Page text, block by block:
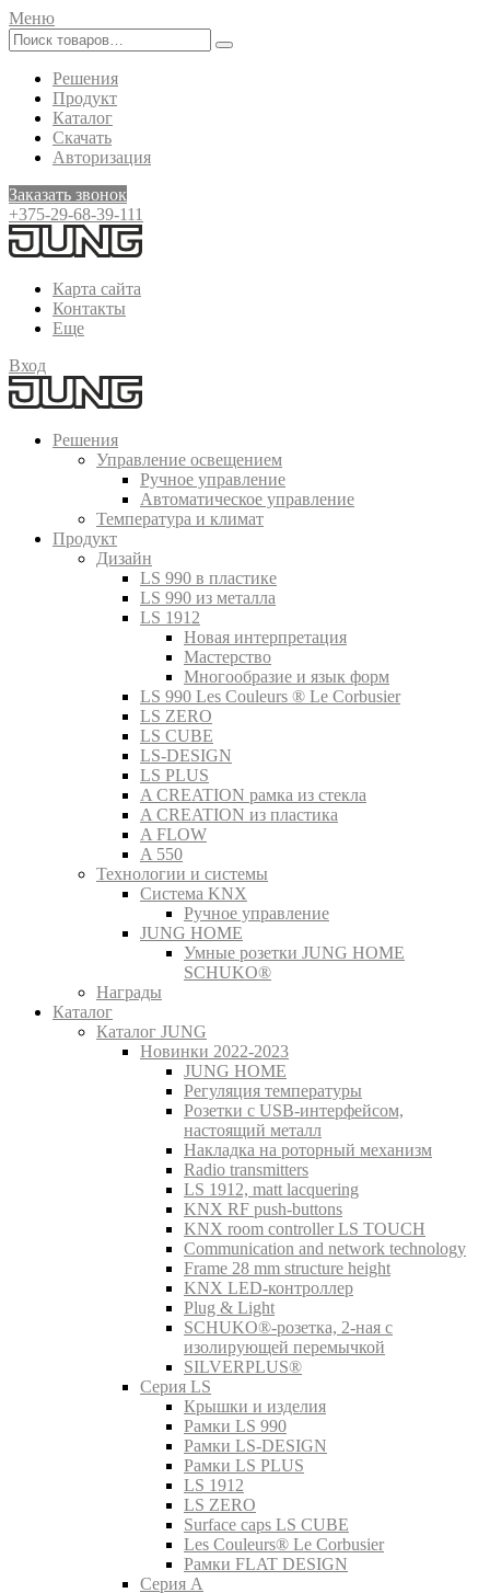
Меню
Решения
Продукт
Каталог
Скачать
Авторизация
Заказать звонок
+375-29-68-39-111
Карта сайта
Контакты
Еще
Вход
Решения
Управление освещением
Ручное управление
Автоматическое управление
Температура и климат
Продукт
Дизайн
LS 990 в пластике
LS 990 из металла
LS 1912
Новая интерпретация
Мастерство
Многообразие и язык форм
LS 990 Les Couleurs ® Le Corbusier
LS ZERO
LS CUBE
LS-DESIGN
LS PLUS
A CREATION рамка из стекла
A CREATION из пластика
A FLOW
A 550
Технологии и системы
Система KNX
Ручное управление
JUNG HOME
Умные розетки JUNG HOME
SCHUKO®
Награды
Каталог
Каталог JUNG
Новинки 2022-2023
JUNG HOME
Регуляция температуры
Розетки с USB-интерфейсом,
настоящий металл
Накладка на роторный механизм
Radio transmitters
LS 1912, matt lacquering
KNX RF push-buttons
KNX room controller LS TOUCH
Communication and network technology
Frame 28 mm structure height
KNX LED-контроллер
Plug & Light
SCHUKO®-розетка, 2-ная с
изолирующей перемычкой
SILVERPLUS®
Серия LS
Крышки и изделия
Рамки LS 990
Рамки LS-DESIGN
Рамки LS PLUS
LS 1912
LS ZERO
Surface caps LS CUBE
Les Couleurs® Le Corbusier
Рамки FLAT DESIGN
Серия A